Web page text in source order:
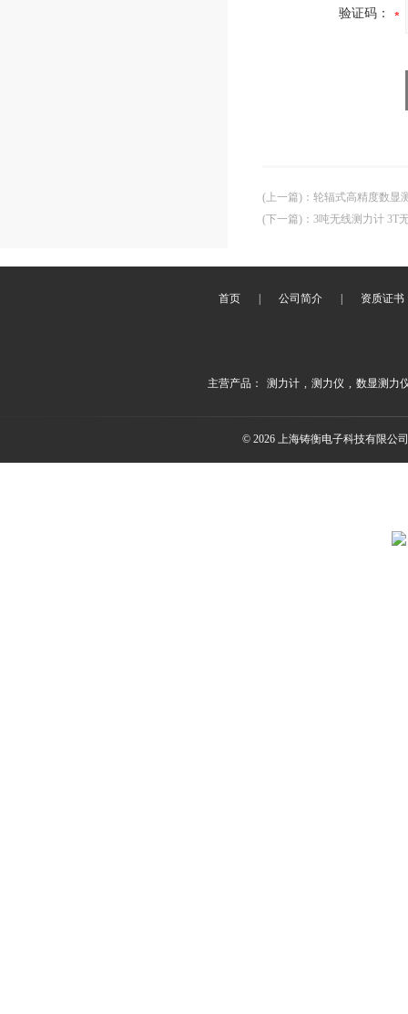
验证码：
(上一篇) ： 轮辐式高精度数显
(下一篇) ： 3吨无线测力计 3T
首页 公司简介 资质证书
主营产品： 测力计 , 测力仪 , 数显测力
© 2026 上海铸衡电子科技有限公